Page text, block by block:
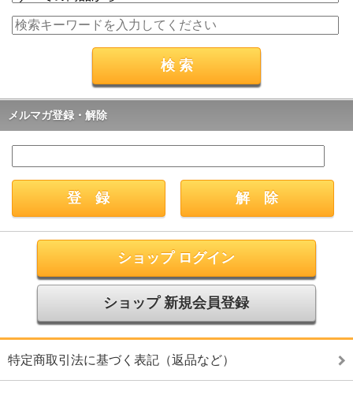
メルマガ登録・解除
ショップ ログイン
ショップ 新規会員登録
特定商取引法に基づく表記（返品など）